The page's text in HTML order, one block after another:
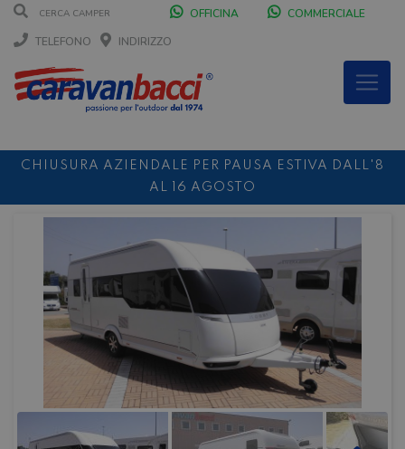
OFFICINA
COMMERCIALE
TELEFONO
INDIRIZZO
CHIUSURA AZIENDALE PER PAUSA ESTIVA DALL'8
AL 16 AGOSTO
DURANTE IL MESE DI AGOSTO SIAMO CHIUSI IL
SABATO POMERIGGIO
SCONTO 10%NOLEGGIO ENTRO IL 31.08
PER I
NOLEGGI DI SETTEMBRE